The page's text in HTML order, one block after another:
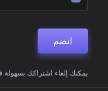
انضم
يمكنك إلغاء اشتراكك